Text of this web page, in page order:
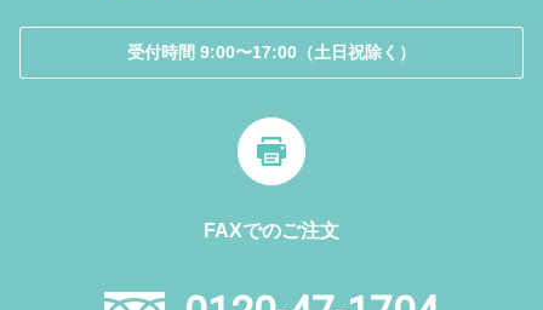
受付時間 9:00〜17:00（土日祝除く）
FAXでのご注文